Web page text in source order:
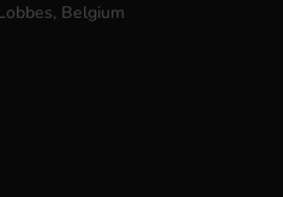
Belgium